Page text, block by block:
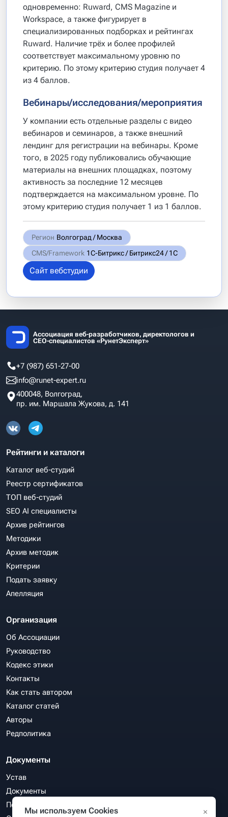
одновременно: Ruward, CMS Magazine и
Workspace, а также фигурирует в
специализированных подборках и рейтингах
Ruward. Наличие трёх и более профилей
соответствует максимальному уровню по
критерию. По этому критерию студия получает 4
из 4 баллов.
Вебинары/исследования/мероприятия
У компании есть отдельные разделы с видео
вебинаров и семинаров, а также внешний
лендинг для регистрации на вебинары. Кроме
того, в 2025 году публиковались обучающие
материалы на внешних площадках, поэтому
активность за последние 12 месяцев
подтверждается на максимальном уровне. По
этому критерию студия получает 1 из 1 баллов.
Регион Волгоград / Москва
CMS/Framework 1С-Битрикс / Битрикс24 / 1С
Сайт вебстудии
Ассоциация веб-разработчиков, директологов и
СЕО-специалистов «РунетЭксперт»
+7 (987) 651-27-00
info@runet-expert.ru
400048, Волгоград,
пр. им. Маршала Жукова, д. 141
Рейтинги и каталоги
Каталог веб-студий
Реестр сертификатов
ТОП веб-студий
SEO AI специалисты
Архив рейтингов
Методики
Архив методик
Критерии
Подать заявку
Апелляция
Организация
Об Ассоциации
Руководство
Кодекс этики
Контакты
Как стать автором
Каталог статей
Авторы
Редполитика
Документы
Устав
Документы
Политика конфиденциальности
Мы используем Cookies ×